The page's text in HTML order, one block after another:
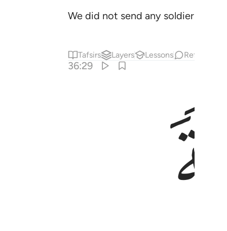
We did not send any soldiers
Tafsirs Layers Lessons Reflections
36:29